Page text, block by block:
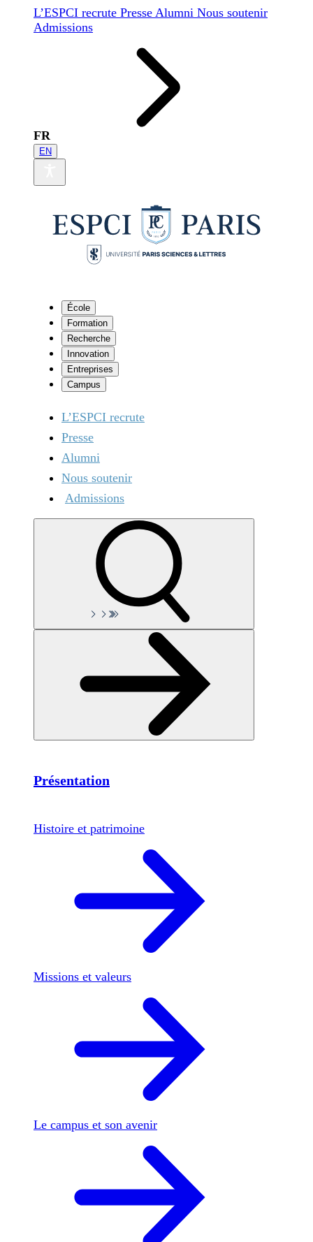
L’ESPCI recrute Presse Alumni Nous soutenir
Admissions
FR
EN
École
Formation
Recherche
Innovation
Entreprises
Campus
L’ESPCI recrute
Presse
Alumni
Nous soutenir
Admissions
Présentation
Histoire et patrimoine
Missions et valeurs
Le campus et son avenir